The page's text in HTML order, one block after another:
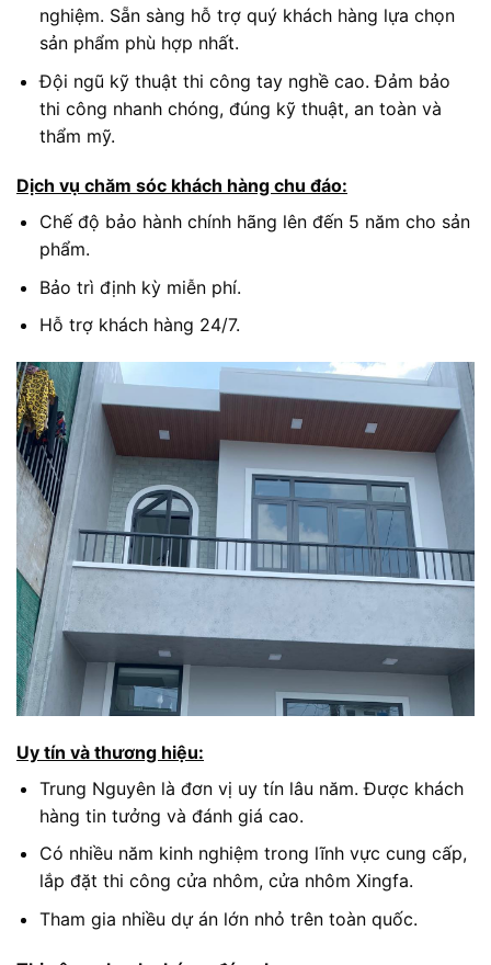
nghiệm. Sẵn sàng hỗ trợ quý khách hàng lựa chọn
sản phẩm phù hợp nhất.
Đội ngũ kỹ thuật thi công tay nghề cao. Đảm bảo
thi công nhanh chóng, đúng kỹ thuật, an toàn và
thẩm mỹ.
Dịch vụ chăm sóc khách hàng chu đáo:
Chế độ bảo hành chính hãng lên đến 5 năm cho sản
phẩm.
Bảo trì định kỳ miễn phí.
Hỗ trợ khách hàng 24/7.
Uy tín và thương hiệu:
Trung Nguyên là đơn vị uy tín lâu năm. Được khách
hàng tin tưởng và đánh giá cao.
Có nhiều năm kinh nghiệm trong lĩnh vực cung cấp,
lắp đặt thi công cửa nhôm, cửa nhôm Xingfa.
Tham gia nhiều dự án lớn nhỏ trên toàn quốc.